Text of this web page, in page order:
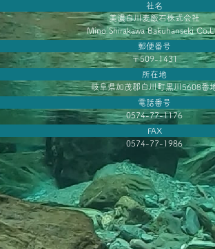
社名
美濃白川麦飯石株式会社
Mino Shirakawa Bakuhanseki
郵便番号
〒509-1431
所在地
岐阜県加茂郡白川町黒川5608番
電話番号
0574-77-1176
FAX
0574-77-1986